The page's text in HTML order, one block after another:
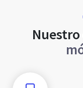
Nuestro